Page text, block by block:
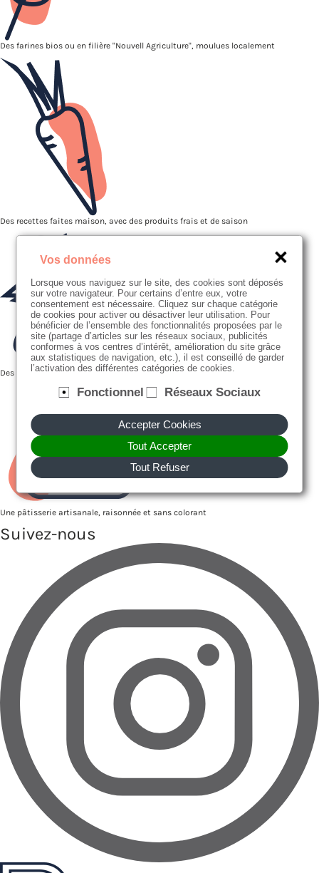
Des farines bios ou en filière "Nouvell Agriculture", moulues localement
Des recettes faites maison, avec des produits frais et de saison
Des producteurs proches de nous
Une pâtisserie artisanale, raisonnée et sans colorant
Suivez-nous
Vos données
Lorsque vous naviguez sur le site, des cookies sont déposés
sur votre navigateur. Pour certains d’entre eux, votre
consentement est nécessaire. Cliquez sur chaque catégorie
de cookies pour activer ou désactiver leur utilisation. Pour
bénéficier de l’ensemble des fonctionnalités proposées par le
site (partage d’articles sur les réseaux sociaux, publicités
conformes à vos centres d’intérêt, amélioration du site grâce
aux statistiques de navigation, etc.), il est conseillé de garder
l’activation des différentes catégories de cookies.
Fonctionnel Réseaux Sociaux
Accepter Cookies
Tout Accepter
Tout Refuser